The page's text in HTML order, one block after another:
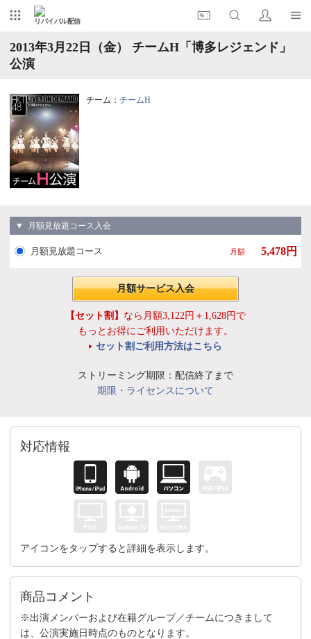
リバイバル配信
2013年3月22日（金） チームH「博多レジェンド」
公演
チーム： チームH
▼ 月額見放題コース入会
月額見放題コース 月額 5,478円
月額サービス入会
【セット割】 なら月額3,122円＋1,628円で
もっとお得にご利用いただけます。
セット割ご利用方法はこちら
ストリーミング期限：配信終了まで
期限・ライセンスについて
対応情報
アイコンをタップすると詳細を表示します。
商品コメント
※出演メンバーおよび在籍グループ／チームにつきまして
は、公演実施日時点のものとなります。